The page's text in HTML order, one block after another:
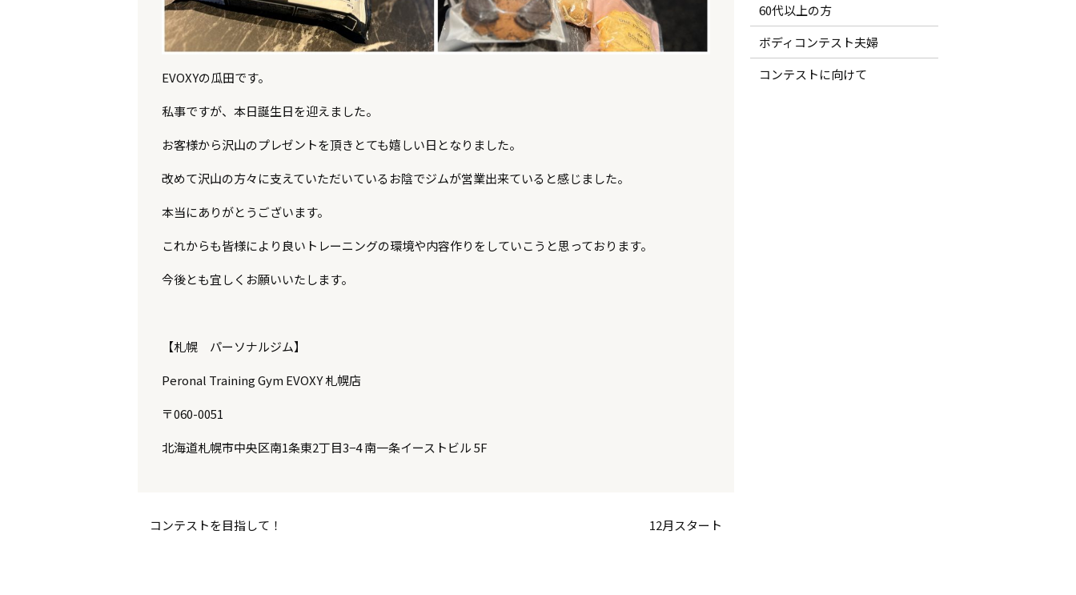
EVOXYの瓜田です。
私事ですが、本日誕生日を迎えました。
お客様から沢山のプレゼントを頂きとても嬉しい日となりました。
改めて沢山の方々に支えていただいているお陰でジムが営業出来ていると感じました。
本当にありがとうございます。
これからも皆様により良いトレーニングの環境や内容作りをしていこうと思っております。
今後とも宜しくお願いいたします。
【札幌 パーソナルジム】
Peronal Training Gym EVOXY 札幌店
〒060-0051
北海道札幌市中央区南1条東2丁目3−4 南一条イーストビル 5F
コンテストを目指して！ 12月スタート
60代以上の方
ボディコンテスト夫婦
コンテストに向けて